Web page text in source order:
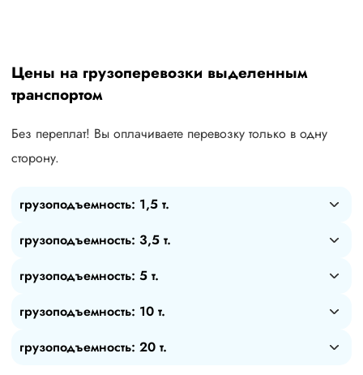
Цены на грузоперевозки выделенным
транспортом
Без переплат! Вы оплачиваете перевозку только в одну
сторону.
грузоподъемность: 1,5 т.
грузоподъемность: 3,5 т.
грузоподъемность: 5 т.
грузоподъемность: 10 т.
грузоподъемность: 20 т.